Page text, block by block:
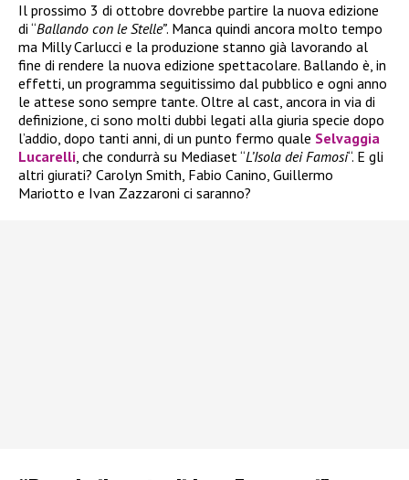
Il prossimo 3 di ottobre dovrebbe partire la nuova edizione
di “Ballando con le Stelle”. Manca quindi ancora molto tempo
ma Milly Carlucci e la produzione stanno già lavorando al
fine di rendere la nuova edizione spettacolare. Ballando è, in
effetti, un programma seguitissimo dal pubblico e ogni anno
le attese sono sempre tante. Oltre al cast, ancora in via di
definizione, ci sono molti dubbi legati alla giuria specie dopo
l’addio, dopo tanti anni, di un punto fermo quale Selvaggia
Lucarelli, che condurrà su Mediaset “L’Isola dei Famosi“. E gli
altri giurati? Carolyn Smith, Fabio Canino, Guillermo
Mariotto e Ivan Zazzaroni ci saranno?